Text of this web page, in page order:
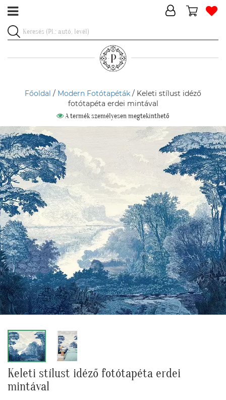
Főoldal / Modern Fotótapéták / Keleti stílust idéző
fotótapéta erdei mintával
A termék személyesen megtekinthető
Keleti stílust idéző fotótapéta erdei
mintával